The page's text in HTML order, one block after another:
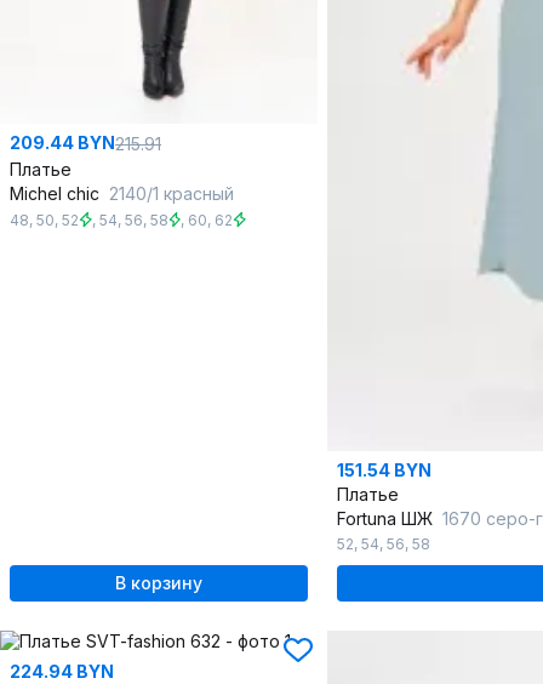
209.44 BYN215.91
Платье
Michel chic 2140/1 красный
48, 50, 52 , 54, 56, 58 , 60, 62
В корзину
151.54 BYN
Платье
Fortuna ШЖ 1670 серо-
52, 54, 56, 58
224.94 BYN